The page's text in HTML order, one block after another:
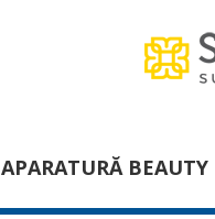
APARATURĂ BEAUTY